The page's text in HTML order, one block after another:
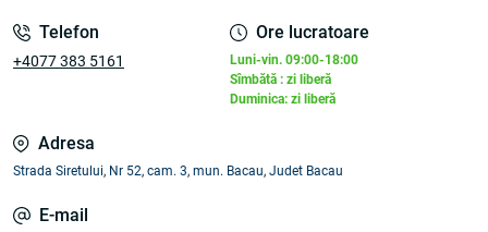
Telefon
+4077 383 5161
Ore lucratoare
Luni-vin. 09:00-18:00
Sîmbătă : zi liberă
Duminica: zi liberă
Adresa
Strada Siretului, Nr 52, cam. 3, mun. Bacau, Judet Bacau
E-mail